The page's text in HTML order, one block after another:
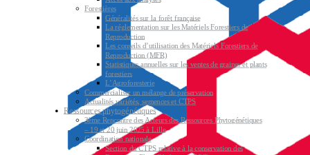
Forestières
Généralités sur la forêt française
La réglementation sur les Matériels Forestiers de
Reproduction
Les conseils d’utilisation des Matériels Forestiers de
Reproduction (MFR)
Statistiques annuelles sur les ventes de graines et plants
forestiers
L’Agroforesterie
Commercialiser un mélange de préservation
Actualités variétés, semences et CTPS
Ressources phytogénétiques
3ème Rencontre des Acteurs des Ressources Phytogénétiques
– 19 et 20 juin 2025 à Lille
Coordination nationale
Section du CTPS relative à la conservation des